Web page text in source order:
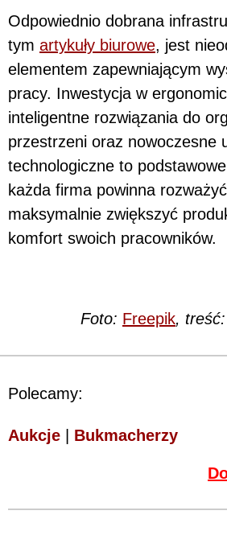
Odpowiednio dobrana
tym artykuły biurowe, jest
elementem zapewniającym
pracy. Inwestycja w
inteligentne rozwiązania do
przestrzeni oraz nowoczesne
technologiczne to
każda firma powinna
maksymalnie zwiększyć
komfort swoich pracowników.
Foto: Freepik,
Polecamy:
Aukcje Bukmacherzy